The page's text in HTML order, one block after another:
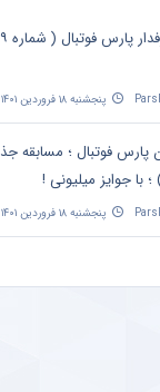
پنجشنبه ۱۸ فروردین ۱۴۰۱ | ۱۳:۲۶
پارس فوتبال ؛ مسابقه
پنجشنبه ۱۸ فروردین ۱۴۰۱ | ۱۲:۵۸